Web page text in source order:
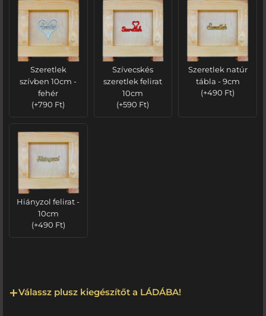
Szeretlek
szívben 10cm -
fehér
(+790 Ft)
Szívecskés
szeretlek felirat
10cm
(+590 Ft)
Szeretlek natúr
tábla - 9cm
(+490 Ft)
Hiányzol felirat -
10cm
(+490 Ft)
Válassz plusz kiegészítőt a LÁDÁBA!